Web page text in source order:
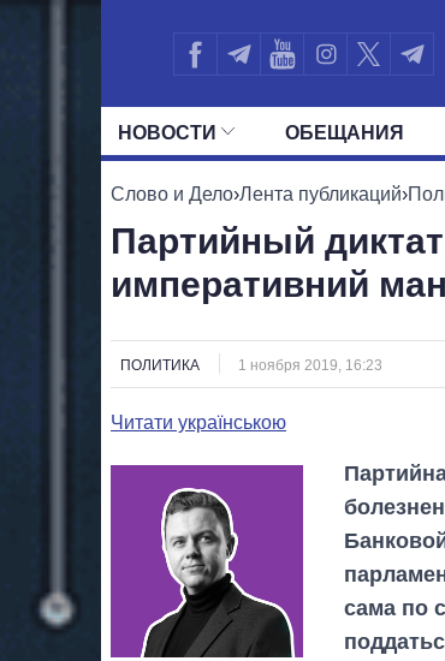
НОВОСТИ ОБЕЩАНИЯ
ВСЕ ПОЛИТИКИ
Слово и Дело›Лента публикаций›
Партийный
императивний
ПОЛИТИКА 1 ноября 2019, 16:23
Читати українською
сама по